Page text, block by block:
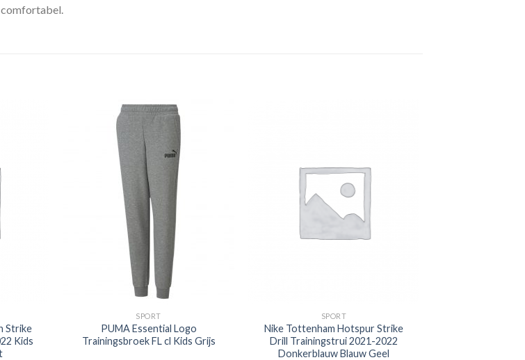
Strike
Kids
SPORT
PUMA Essential Logo
Trainingsbroek FL cl Kids Grijs
SPORT
Nike Tottenham Hotspur Strike
Drill Trainingstrui 2021-2022
Donkerblauw Blauw Geel